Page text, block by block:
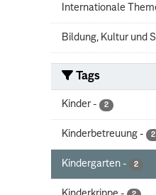
Internationale
Bildung, Kultur und
Tags
Kinder - 2
Kinderbetreuung - 2
Kindergarten - 2